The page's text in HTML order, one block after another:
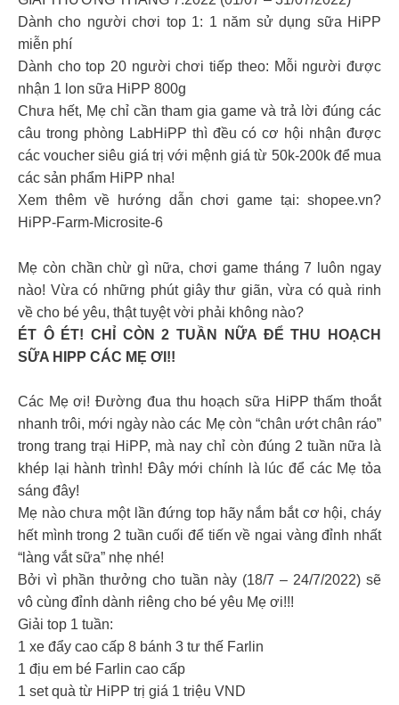
Dành cho người chơi top 1: 1 năm sử dụng sữa HiPP
miễn phí
Dành cho top 20 người chơi tiếp theo: Mỗi người được
nhận 1 lon sữa HiPP 800g
Chưa hết, Mẹ chỉ cần tham gia game và trả lời đúng các
câu trong phòng LabHiPP thì đều có cơ hội nhận được
các voucher siêu giá trị với mệnh giá từ 50k-200k để mua
các sản phẩm HiPP nha!
Xem thêm về hướng dẫn chơi game tại: shopee.vn?
HiPP-Farm-Microsite-6
Mẹ còn chần chừ gì nữa, chơi game tháng 7 luôn ngay
nào! Vừa có những phút giây thư giãn, vừa có quà rinh
về cho bé yêu, thật tuyệt vời phải không nào?
ÉT Ô ÉT! CHỈ CÒN 2 TUẦN NỮA ĐỂ THU HOẠCH
SỮA HIPP CÁC MẸ ƠI!!
Các Mẹ ơi! Đường đua thu hoạch sữa HiPP thấm thoắt
nhanh trôi, mới ngày nào các Mẹ còn “chân ướt chân ráo”
trong trang trại HiPP, mà nay chỉ còn đúng 2 tuần nữa là
khép lại hành trình! Đây mới chính là lúc để các Mẹ tỏa
sáng đây!
Mẹ nào chưa một lần đứng top hãy nắm bắt cơ hội, cháy
hết mình trong 2 tuần cuối để tiến về ngai vàng đỉnh nhất
“làng vắt sữa” nhẹ nhé!
Bởi vì phần thưởng cho tuần này (18/7 – 24/7/2022) sẽ
vô cùng đỉnh dành riêng cho bé yêu Mẹ ơi!!!
Giải top 1 tuần:
1 xe đẩy cao cấp 8 bánh 3 tư thế Farlin
1 địu em bé Farlin cao cấp
1 set quà từ HiPP trị giá 1 triệu VND